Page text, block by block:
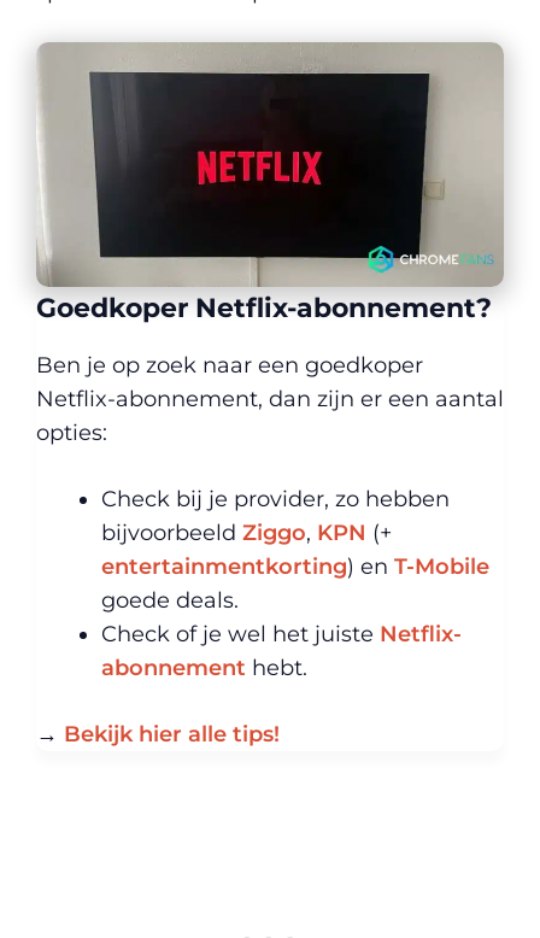
Goedkoper Netflix-abonnement?
Ben je op zoek naar een goedkoper
Netflix-abonnement, dan zijn er een aantal
opties:
Check bij je provider, zo hebben
bijvoorbeeld Ziggo, KPN (+
entertainmentkorting) en T-Mobile
goede deals.
Check of je wel het juiste Netflix-
abonnement hebt.
→ Bekijk hier alle tips!